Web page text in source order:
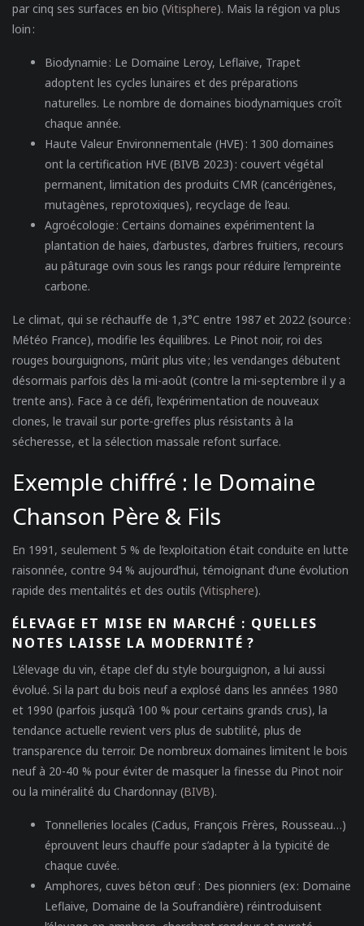
par cinq ses surfaces en bio (Vitisphere). Mais la région va plus
loin :
Biodynamie : Le Domaine Leroy, Leflaive, Trapet
adoptent les cycles lunaires et des préparations
naturelles. Le nombre de domaines biodynamiques croît
chaque année.
Haute Valeur Environnementale (HVE) : 1 300 domaines
ont la certification HVE (BIVB 2023) : couvert végétal
permanent, limitation des produits CMR (cancérigènes,
mutagènes, reprotoxiques), recyclage de l’eau.
Agroécologie : Certains domaines expérimentent la
plantation de haies, d’arbustes, d’arbres fruitiers, recours
au pâturage ovin sous les rangs pour réduire l’empreinte
carbone.
Le climat, qui se réchauffe de 1,3°C entre 1987 et 2022 (source :
Météo France), modifie les équilibres. Le Pinot noir, roi des
rouges bourguignons, mûrit plus vite ; les vendanges débutent
désormais parfois dès la mi-août (contre la mi-septembre il y a
trente ans). Face à ce défi, l’expérimentation de nouveaux
clones, le travail sur porte-greffes plus résistants à la
sécheresse, et la sélection massale refont surface.
Exemple chiffré : le Domaine
Chanson Père & Fils
En 1991, seulement 5 % de l’exploitation était conduite en lutte
raisonnée, contre 94 % aujourd’hui, témoignant d’une évolution
rapide des mentalités et des outils (Vitisphere).
ÉLEVAGE ET MISE EN MARCHÉ : QUELLES
NOTES LAISSE LA MODERNITÉ ?
L’élevage du vin, étape clef du style bourguignon, a lui aussi
évolué. Si la part du bois neuf a explosé dans les années 1980
et 1990 (parfois jusqu’à 100 % pour certains grands crus), la
tendance actuelle revient vers plus de subtilité, plus de
transparence du terroir. De nombreux domaines limitent le bois
neuf à 20-40 % pour éviter de masquer la finesse du Pinot noir
ou la minéralité du Chardonnay (BIVB).
Tonnelleries locales (Cadus, François Frères, Rousseau…)
éprouvent leurs chauffe pour s’adapter à la typicité de
chaque cuvée.
Amphores, cuves béton œuf: Des pionniers (ex : Domaine
Leflaive, Domaine de la Soufrandière) réintroduisent